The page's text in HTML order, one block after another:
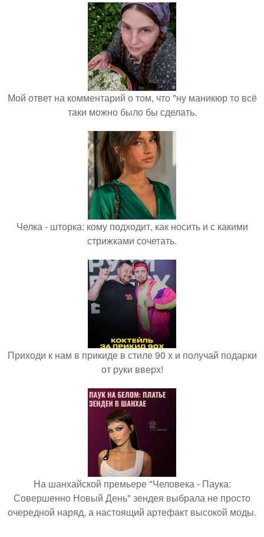
Мой ответ на комментарий о том, что "ну маникюр то всё
таки можно было бы сделать.
Челка - шторка: кому подходит, как носить и с какими
стрижками сочетать.
Приходи к нам в прикиде в стиле 90 х и получай подарки
от руки вверх!
На шанхайской премьере "Человека - Паука:
Совершенно Новый День" зендея выбрала не просто
очередной наряд, а настоящий артефакт высокой моды.